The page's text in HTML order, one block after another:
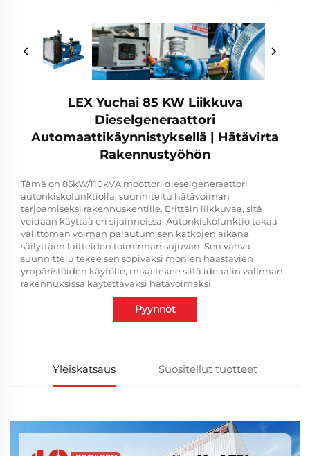
LEX Yuchai 85 KW Liikkuva
Dieselgeneraattori
Automaattikäynnistyksellä | Hätävirta
Rakennustyöhön
Tämä on 85kW/110kVA moottori dieselgeneraattori
autonkiskofunktiolla, suunniteltu hätävoiman
tarjoamiseksi rakennuskentille. Erittäin liikkuvaa, sitä
voidaan käyttää eri sijainneissa. Autonkiskofunktio takaa
välittömän voiman palautumisen katkojen aikana,
säilyttäen laitteiden toiminnan sujuvan. Sen vahva
suunnittelu tekee sen sopivaksi monien haastavien
ympäristöiden käytölle, mikä tekee siitä ideaalin valinnan
rakennuksissa käytettäväksi hätävoimaksi.
Pyynnöt
Yleiskatsaus Suositellut tuotteet